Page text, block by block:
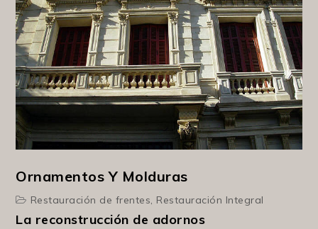
Ornamentos Y Molduras
Restauración de frentes, Restauración Integral
La reconstrucción de adornos